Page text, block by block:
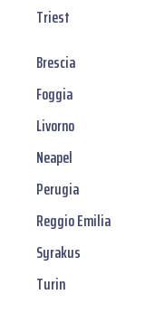
Triest
Brescia
Foggia
Livorno
Neapel
Perugia
Reggio Emilia
Syrakus
Turin